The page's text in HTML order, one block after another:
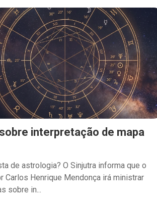
interpretação de mapa
de astrologia? O Sinjutra informa que o
Carlos Henrique Mendonça irá ministrar
sobre in...